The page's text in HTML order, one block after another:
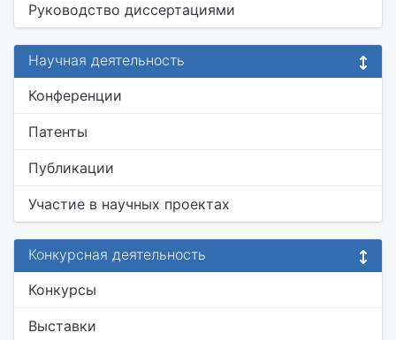
Руководство диссертациями
Научная деятельность
Конференции
Патенты
Публикации
Участие в научных проектах
Конкурсная деятельность
Конкурсы
Выставки